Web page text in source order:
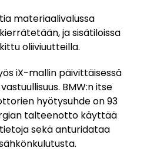
materiaalivalussa
ja sisätiloissa
oliiviuutteilla.
iX-mallin päivittäisessä
BMW:n itse
hyötysuhde on 93
talteenotto käyttää
sekä anturidataa